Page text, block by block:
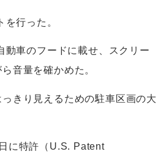
行った。
車のフードに載せ、スクリー
音量を確かめた。
きり見えるための駐車区画の大
に特許（U.S. Patent